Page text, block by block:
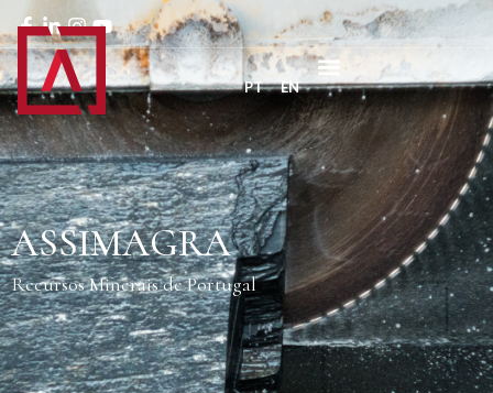
PT EN
ASSIMAGRA
Recursos Minerais de Portugal